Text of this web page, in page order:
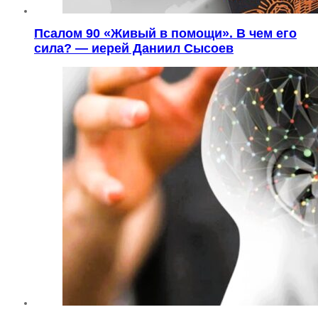
Псалом 90 «Живый в помощи». В чем его
сила? — иерей Даниил Сысоев